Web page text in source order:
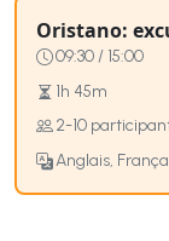
Oristano:
09:30 / 15:00
1h 45m
2-10
Anglais,